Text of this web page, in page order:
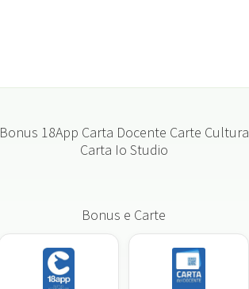
Bonus 18App Carta Docente Carte Cultura
Carta Io Studio
Bonus e Carte